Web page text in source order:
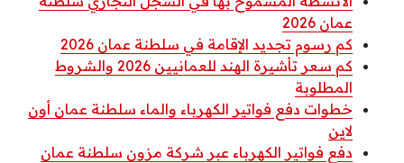
عمان 2026
كم رسوم تجديد الإقامة في سلطنة عمان 2026
كم سعر تأشيرة الهند للعمانيين 2026 والشروط
المطلوبة
خطوات دفع فواتير الكهرباء والماء سلطنة عمان أون
لاين
دفع فواتير الكهرباء عبر شركة مزون سلطنة عمان